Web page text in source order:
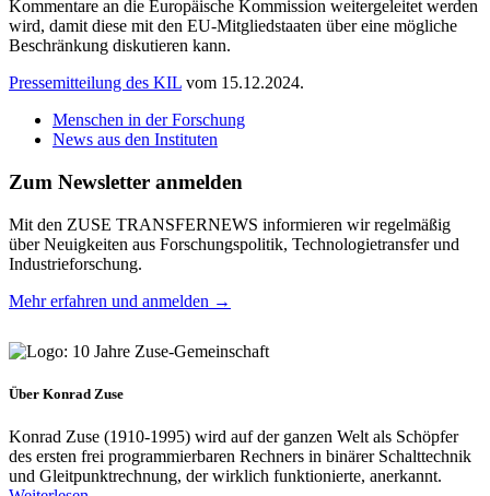
Kommentare an die Europäische Kommission weitergeleitet werden
wird, damit diese mit den EU-Mitgliedstaaten über eine mögliche
Beschränkung diskutieren kann.
Pressemitteilung des KIL vom 15.12.2024.
Menschen in der Forschung
News aus den Instituten
Zum Newsletter anmelden
Mit den ZUSE TRANSFERNEWS informieren wir regelmäßig
über Neuigkeiten aus Forschungspolitik, Technologietransfer und
Industrieforschung.
Mehr erfahren und anmelden →
Über Konrad Zuse
Konrad Zuse (1910-1995) wird auf der ganzen Welt als Schöpfer
des ersten frei programmierbaren Rechners in binärer Schalttechnik
und Gleitpunktrechnung, der wirklich funktionierte, anerkannt.